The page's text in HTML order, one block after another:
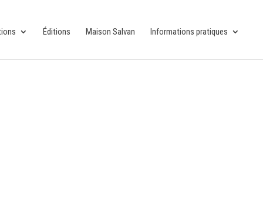
Éditions Maison Salvan Informations pratiques